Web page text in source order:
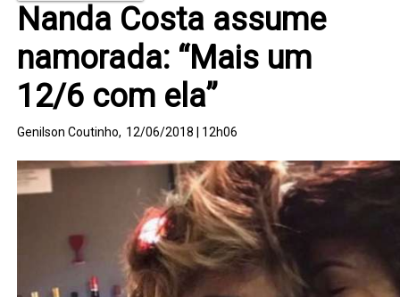
Nanda Costa assume
namorada: “Mais um
12/6 com ela”
Genilson Coutinho, 12/06/2018 | 12h06